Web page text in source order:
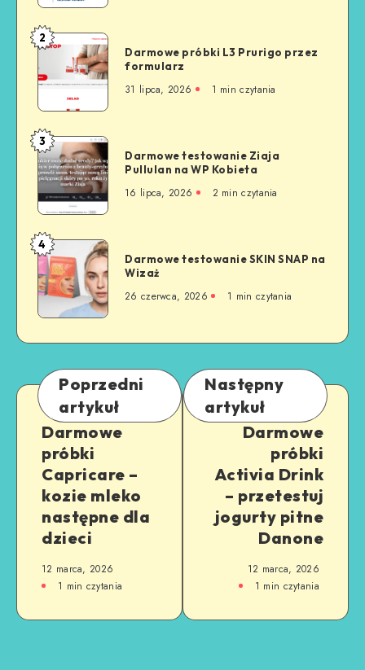
2
Darmowe próbki L3 Prurigo przez
formularz
31 lipca, 2026 1 min czytania
3
Darmowe testowanie Ziaja
Pullulan na WP Kobieta
16 lipca, 2026 2 min czytania
4
Darmowe testowanie SKIN SNAP na
Wizaż
26 czerwca, 2026 1 min czytania
Poprzedni
artykuł
Darmowe
próbki
Capricare –
kozie mleko
następne dla
dzieci
12 marca, 2026
1 min czytania
Następny
artykuł
Darmowe
próbki
Activia Drink
– przetestuj
jogurty pitne
Danone
12 marca, 2026
1 min czytania